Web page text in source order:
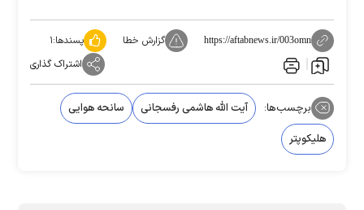
https://aftabnews.ir/003omn گزارش خطا پسندها:۱
اشتراک گذاری
برچسب‌ها: آیت الله هاشمی رفسجانی
سانحه هوایی
هلیکوپتر